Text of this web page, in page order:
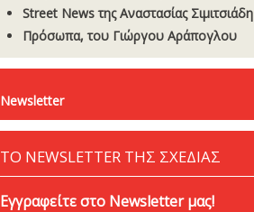
Street News της Αναστασίας Σιµιτσιάδη
Πρόσωπα, του Γιώργου Αράπογλου
Newsletter
ΤΟ NEWSLETTER ΤΗΣ ΣΧΕΔΙΑΣ
Εγγραφείτε στο Newsletter μας!